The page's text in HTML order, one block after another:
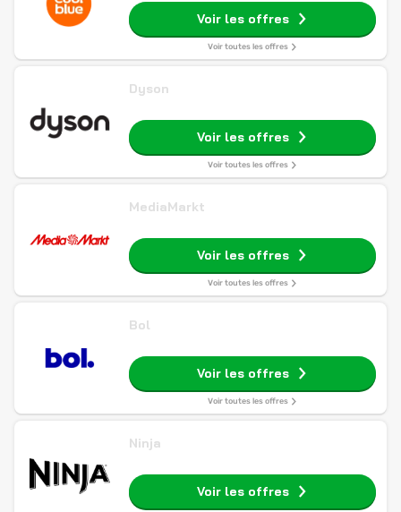
Voir les offres
Voir toutes les offres
Dyson
Voir les offres
Voir toutes les offres
MediaMarkt
Voir les offres
Voir toutes les offres
Bol
Voir les offres
Voir toutes les offres
Ninja
Voir les offres